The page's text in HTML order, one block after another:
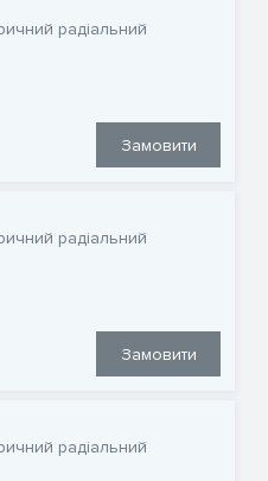
радіальний
Замовити
радіальний
Замовити
радіальний